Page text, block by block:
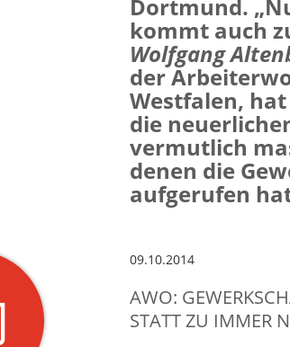
Dortmund.
kommt auch
Wolfgang
der
Westfalen,
die
vermutlich
denen die
aufgerufen
09.10.2014
AWO:
STATT ZU IMMER